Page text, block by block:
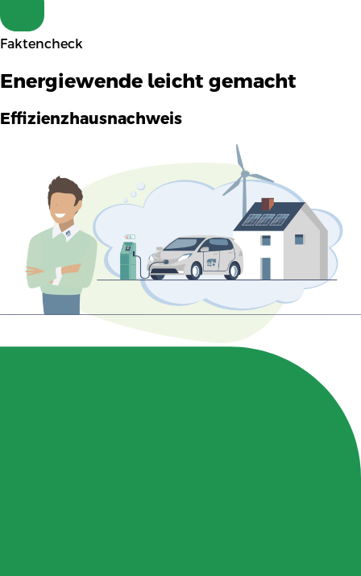
Faktencheck
Energiewende leicht gemacht
Effizienzhausnachweis